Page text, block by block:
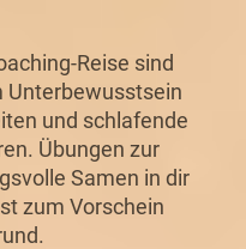
Reise sind
Unterbewusstsein
und schlafende
Übungen zur
Samen in dir
zum Vorschein